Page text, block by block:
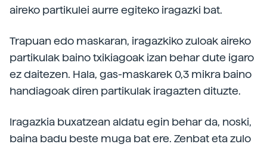
aireko partikulei aurre egiteko iragazki bat.
Trapuan edo maskaran, iragazkiko zuloak aireko
partikulak baino txikiagoak izan behar dute igaro
ez daitezen. Hala, gas-maskarek 0,3 mikra baino
handiagoak diren partikulak iragazten dituzte.
Iragazkia buxatzean aldatu egin behar da, noski,
baina badu beste muga bat ere. Zenbat eta zulo